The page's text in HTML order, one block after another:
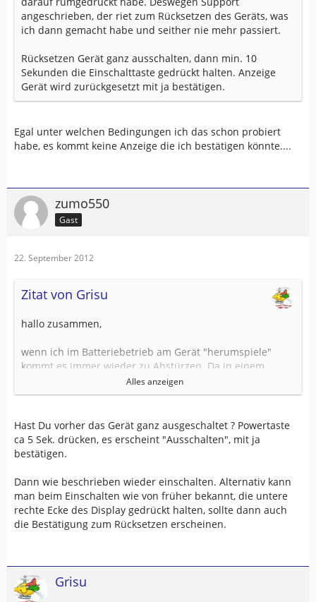
angeschrieben, der riet zum Rücksetzen des Geräts, was
ich dann gemacht habe und seither nie mehr passiert.
Rücksetzen Gerät ganz ausschalten, dann min. 10
Sekunden die Einschalttaste gedrückt halten. Anzeige
Gerät wird zurückgesetzt mit ja bestätigen.
Egal unter welchen Bedingungen ich das schon probiert
habe, es kommt keine Anzeige die ich bestätigen könnte....
zumo550
Gast
22. September 2012
Zitat von Grisu
hallo zusammen,
wenn ich im Batteriebetrieb am Gerät "herumspiele"
kommt es immer wieder zu Abstürzen. Da in einem
anderen Beitrag der Tipp von Garmin-Support einen
Reset durchzuführen erwähnt wird, habe ich jetzt schon
zitat von Zumo550:
Egal unter welchen Bedingungen ich das schon probiert
habe, es kommt keine Anzeige die ich bestätigen
könnte....
Alles anzeigen
Hast Du vorher das Gerät ganz ausgeschaltet ? Powertaste
ca 5 Sek. drücken, es erscheint "Ausschalten", mit ja
bestätigen.
Dann wie beschrieben wieder einschalten. Alternativ kann
man beim Einschalten wie von früher bekannt, die untere
rechte Ecke des Display gedrückt halten, sollte dann auch
die Bestätigung zum Rücksetzen erscheinen.
Grisu